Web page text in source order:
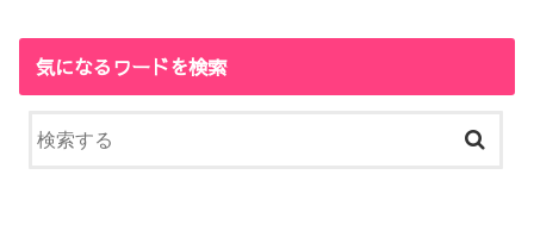
気になるワードを検索